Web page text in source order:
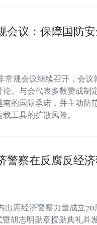
会议：保障国防
规会议继续召开，会议
。与会代表多数赞成制
的国际承诺，并主动防
工具的扩散风险。
警察在反腐反经
席经济警察力量成立70
胡志明勋章授勋典礼并发